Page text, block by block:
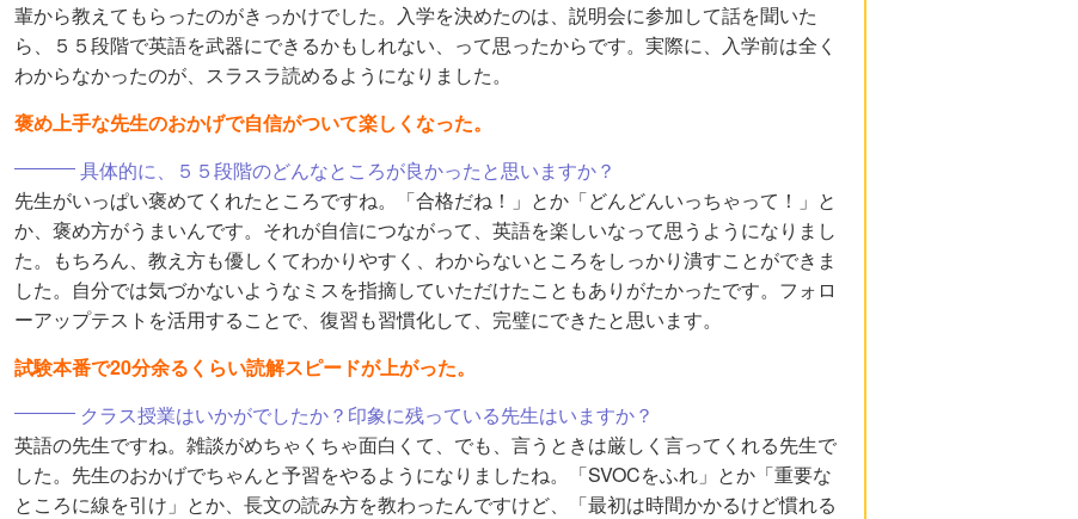
輩から教えてもらったのがきっかけでした。入学を決めたのは、説明会に参加して話を聞いた
ら、５５段階で英語を武器にできるかもしれない、って思ったからです。実際に、入学前は全く
わからなかったのが、スラスラ読めるようになりました。
褒め上手な先生のおかげで自信がついて楽しくなった。
具体的に、５５段階のどんなところが良かったと思いますか？
先生がいっぱい褒めてくれたところですね。「合格だね！」とか「どんどんいっちゃって！」と
か、褒め方がうまいんです。それが自信につながって、英語を楽しいなって思うようになりまし
た。もちろん、教え方も優しくてわかりやすく、わからないところをしっかり潰すことができま
した。自分では気づかないようなミスを指摘していただけたこともありがたかったです。フォロ
ーアップテストを活用することで、復習も習慣化して、完璧にできたと思います。
試験本番で20分余るくらい読解スピードが上がった。
クラス授業はいかがでしたか？印象に残っている先生はいますか？
英語の先生ですね。雑談がめちゃくちゃ面白くて、でも、言うときは厳しく言ってくれる先生で
した。先生のおかげでちゃんと予習をやるようになりましたね。「SVOCをふれ」とか「重要な
ところに線を引け」とか、長文の読み方を教わったんですけど、「最初は時間かかるけど慣れる